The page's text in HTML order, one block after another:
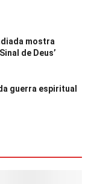
mostra
de Deus’
guerra espiritual